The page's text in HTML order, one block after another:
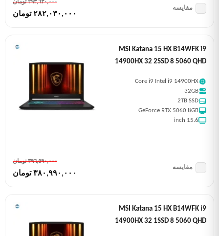
٢٩٣,٦٣٠,٠٠٠ تومان
٢٨٢,٠٣٠,٠٠٠ تومان
مقایسه
MSI Katana 15 HX B14WFK i9
14900HX 32 2SSD 8 5060 QHD
Core i9 Intel i9 14900HX
32GB
2TB SSD
GeForce RTX 5060 8GB
15.6 inch
٣٩٦,٥٩٠,٠٠٠ تومان
٣٨٠,٩٩٠,٠٠٠ تومان
مقایسه
MSI Katana 15 HX B14WFK i9
14900HX 32 1SSD 8 5060 QHD